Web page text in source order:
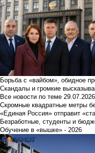
Борьба с «вайбом», обидное
Скандалы и громкие
Все новости по теме 29.07.2026
Скромные квадратные метры
«Единая Россия» отправит
Безработные, студенты и
Обучение в «вышке» - 2026